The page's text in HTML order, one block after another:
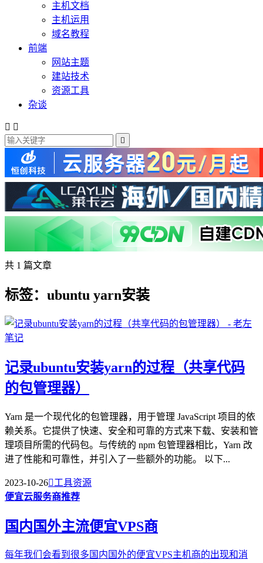
主机文档
主机运用
域名教程
前端
网站主题
建站技术
资源工具
杂谈
 

共 1 篇文章
标签：ubuntu yarn安装
记录ubuntu安装yarn的过程（共享代码
的包管理器）
Yarn 是一个现代化的包管理器，用于管理 JavaScript 项目的依
赖关系。它提供了快速、安全和可靠的方式来下载、安装和管
理项目所需的代码包。与传统的 npm 包管理器相比，Yarn 改
进了性能和可靠性，并引入了一些额外的功能。 以下...
2023-10-26工具资源
便宜云服务商推荐
国内国外主流便宜VPS商
每年我们会看到很多国内国外的便宜VPS主机商的出现和消